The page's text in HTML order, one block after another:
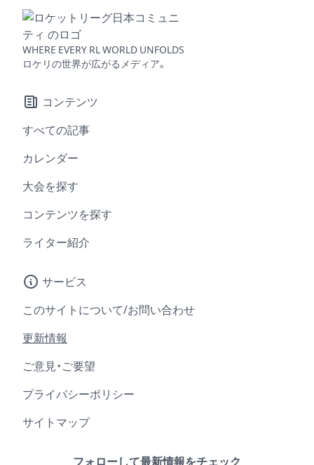
WHERE EVERY RL WORLD UNFOLDS
ロケリの世界が広がるメディア。
コンテンツ
すべての記事
カレンダー
大会を探す
コンテンツを探す
ライター紹介
サービス
このサイトについて/お問い合わせ
更新情報
ご意見・ご要望
プライバシーポリシー
サイトマップ
フォローして最新情報をチェック